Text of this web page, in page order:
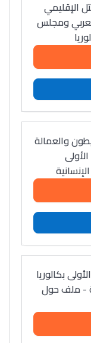
الإقليمي
ومجلس
والعمالة
بكالوريا
- ملف حول